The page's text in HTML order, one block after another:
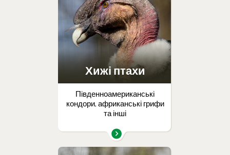
Хижі птахи
Південноамериканські
кондори, африканські грифи
та інші